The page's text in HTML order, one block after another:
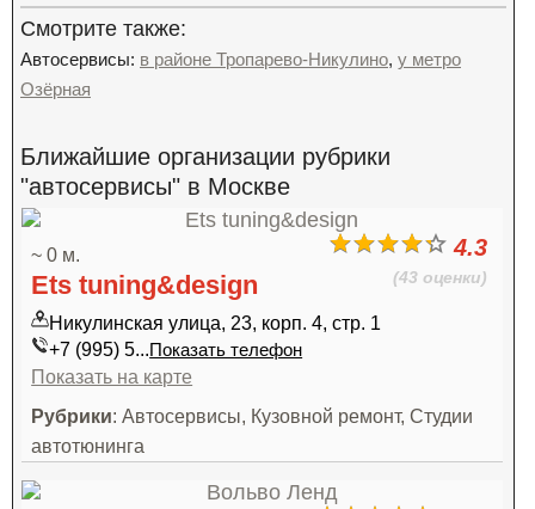
Смотрите также:
Автосервисы: в районе Тропарево-Никулино, у метро
Озёрная
Ближайшие организации рубрики
"автосервисы" в Москве
4.3
(43 оценки)
~ 0 м.
Ets tuning&design
Никулинская улица, 23, корп. 4, стр. 1
+7 (995) 5...Показать телефон
Показать на карте
Рубрики: Автосервисы, Кузовной ремонт, Студии
автотюнинга